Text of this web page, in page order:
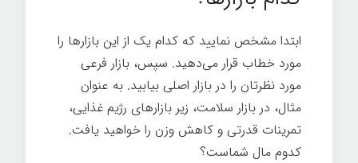
ابتدا مشخص نمایید که کدام یک از این بازارها را
مورد خطاب قرار می‌دهید. سپس، بازار فرعی
مورد نظرتان را در بازار اصلی بیابید. به عنوان
مثال، در بازار سلامت، زیر بازارهای رژیم غذایی،
تمرینات قدرتی و کاهش وزن را خواهید یافت.
کدوم مال شماست؟